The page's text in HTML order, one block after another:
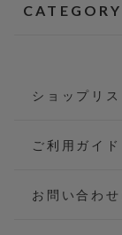
CATEGORY
ショップリス
ご利用ガイド
お問い合わ